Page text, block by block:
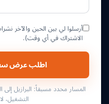
أرسلوا لي بين الحين والآخر
الاشتراك في أي وقت).
اطلب عرض
المسار محدد مسبقاً: البرازيل إلى
التشغيل،